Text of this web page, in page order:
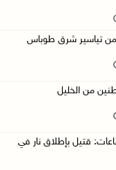
وعزون عتمة وبيت أمين
ومستعمريه: إصابات
من تياسير شرق طوباس
قتيل بإطلاق نار في